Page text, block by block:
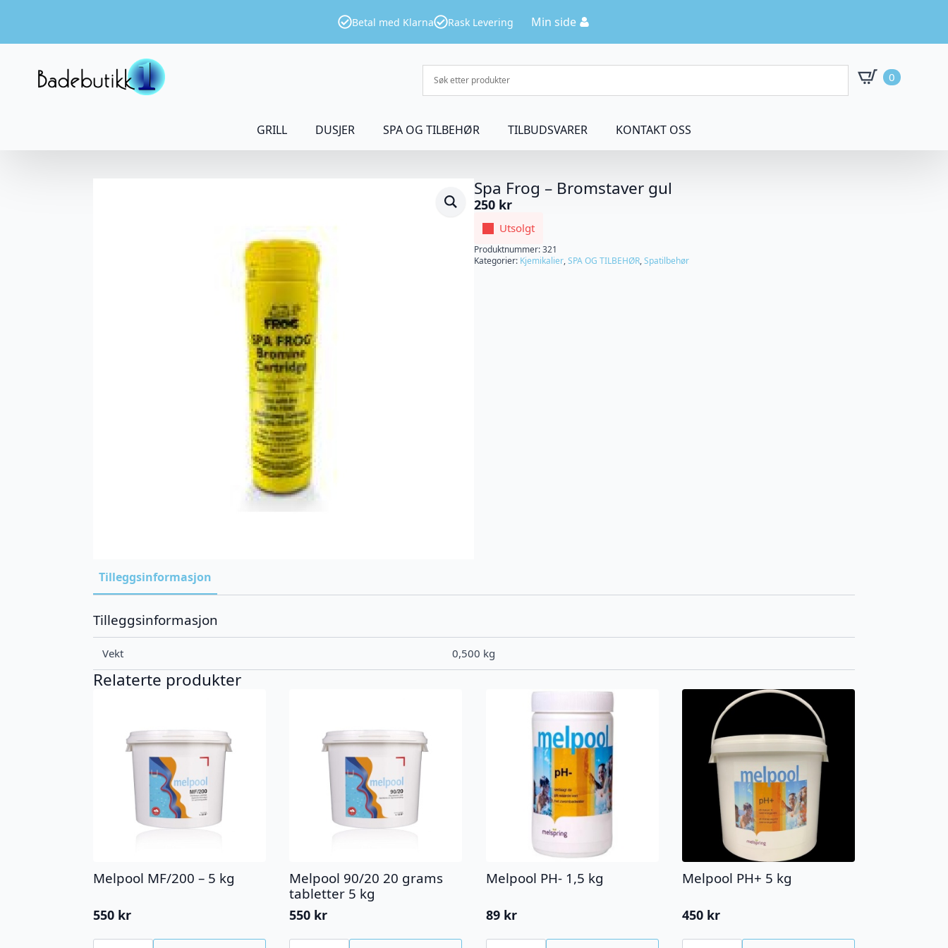
Betal med Klarna Rask Levering Min side
0
GRILL DUSJER SPA OG TILBEHØR TILBUDSVARER KONTAKT OSS
Spa Frog – Bromstaver gul
250 kr
Utsolgt
Produktnummer:321
Kategorier: Kjemikalier,SPA OG TILBEHØR,Spatilbehør
Tilleggsinformasjon
Tilleggsinformasjon
Vekt 0,500 kg
Relaterte produkter
Melpool MF/200 – 5 kg
550 kr
Melpool
Melpool 90/20 20 grams
tabletter 5 kg
550 kr
Melpool
Melpool PH- 1,5 kg
89 kr
Melpool
Melpool PH+ 5 kg
450 kr
Melpool